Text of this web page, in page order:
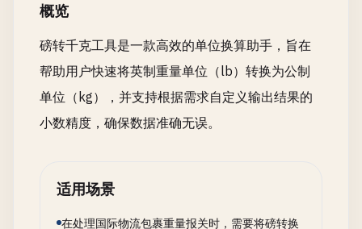
概览
磅转千克工具是一款高效的单位换算助手，旨在
帮助用户快速将英制重量单位（lb）转换为公制
单位（kg），并支持根据需求自定义输出结果的
小数精度，确保数据准确无误。
适用场景
在处理国际物流包裹重量报关时，需要将磅转换